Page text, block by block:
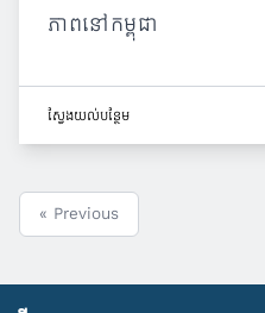
ភាពនៅកម្ពុជា
ស្វែង​យល់​បន្ថែម
« Previous